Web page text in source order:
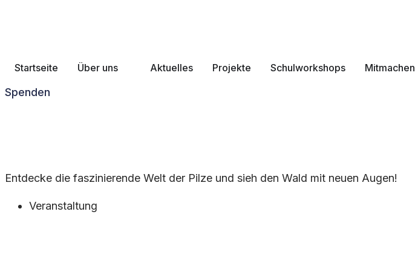
Startseite Über uns Aktuelles Projekte Schulworkshops Mitmachen
Spenden
Entdecke die faszinierende Welt der Pilze und sieh den Wald mit neuen Augen!
Veranstaltung